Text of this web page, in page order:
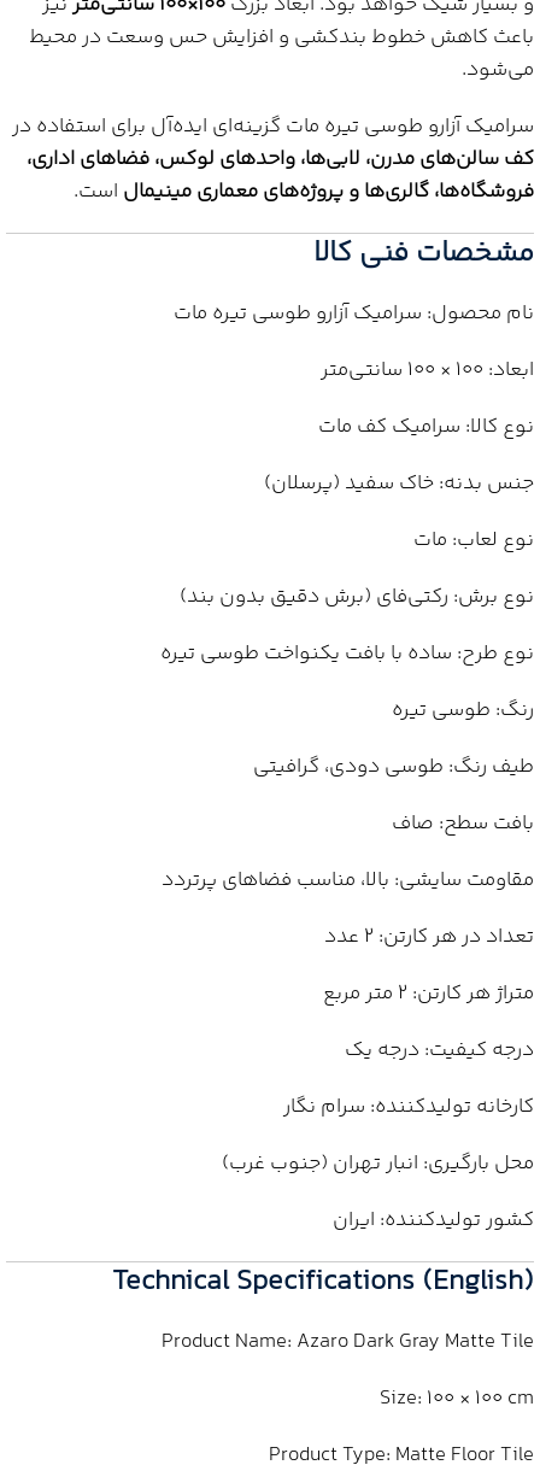
باعث کاهش خطوط بندکشی و افزایش حس وسعت در محیط
می‌شود.
سرامیک آزارو طوسی تیره مات گزینه‌ای ایده‌آل برای استفاده در
کف سالن‌های مدرن، لابی‌ها، واحدهای لوکس، فضاهای اداری،
فروشگاه‌ها، گالری‌ها و پروژه‌های معماری مینیمال است.
مشخصات فنی کالا
نام محصول: سرامیک آزارو طوسی تیره مات
ابعاد: 100 × 100 سانتی‌متر
نوع کالا: سرامیک کف مات
جنس بدنه: خاک سفید (پرسلان)
نوع لعاب: مات
نوع برش: رکتی‌فای (برش دقیق بدون بند)
نوع طرح: ساده با بافت یکنواخت طوسی تیره
رنگ: طوسی تیره
طیف رنگ: طوسی دودی، گرافیتی
بافت سطح: صاف
مقاومت سایشی: بالا، مناسب فضاهای پرتردد
تعداد در هر کارتن: 2 عدد
متراژ هر کارتن: 2 متر مربع
درجه کیفیت: درجه یک
کارخانه تولیدکننده: سرام نگار
محل بارگیری: انبار تهران (جنوب غرب)
کشور تولیدکننده: ایران
Technical Specifications (English)
Product Name: Azaro Dark Gray Matte Tile
Size: 100 × 100 cm
Product Type: Matte Floor Tile